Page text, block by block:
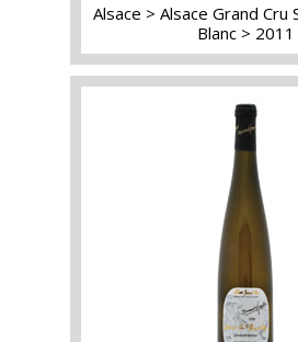
Alsace
Alsace Grand Cru
Blanc
2011